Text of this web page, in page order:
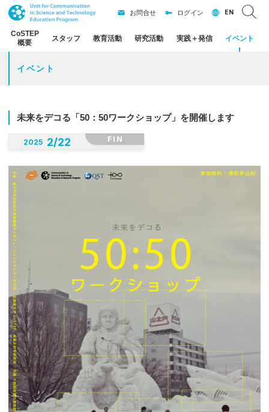
CoSTEP
概要
スタッフ 教育活動 研究活動 実践＋発信 イベント
お問合せ ログイン EN
イベント
未来をデコる 「50： 50ワークショップ」を開催します
FIN
2025 2/22